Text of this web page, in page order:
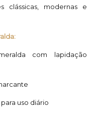
clássicas, modernas e
com lapidação
uso diário